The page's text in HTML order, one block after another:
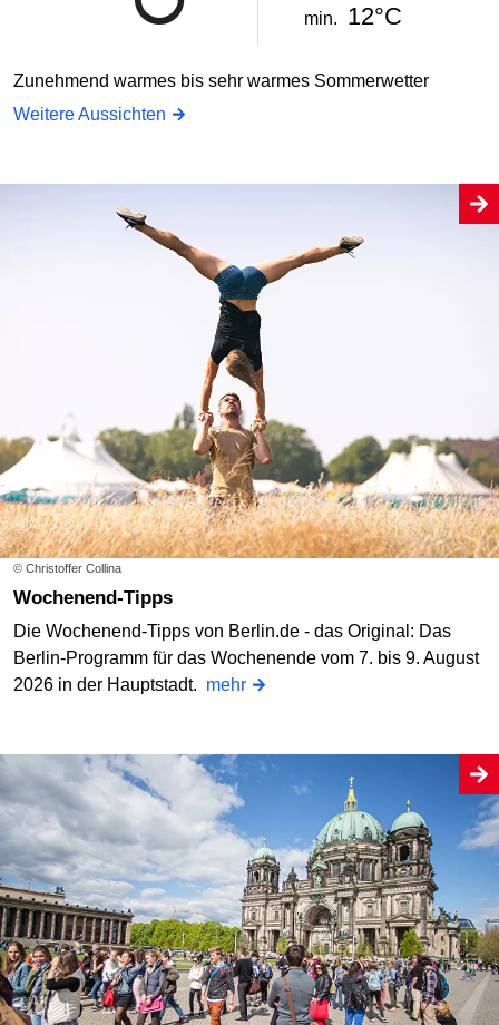
min. 12°C
Zunehmend warmes bis sehr warmes Sommerwetter
Weitere Aussichten
© Christoffer Collina
Wochenend-Tipps
Die Wochenend-Tipps von Berlin.de - das Original: Das
Berlin-Programm für das Wochenende vom 7. bis 9. August
2026 in der Hauptstadt. mehr